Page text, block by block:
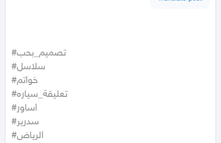
#تصميم_بحب
#سلاسل
#خواتم
#تعليقة_سياره
#اساور
#سدرير
#الرياض